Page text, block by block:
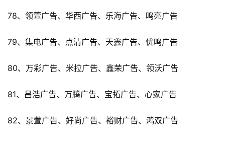
78、领萱广告、华西广告、乐海广告、鸣亮广告
79、集电广告、点清广告、天鑫广告、优鸣广告
80、万彩广告、米拉广告、鑫荣广告、领沃广告
81、昌浩广告、万腾广告、宝拓广告、心家广告
82、景萱广告、好尚广告、裕财广告、鸿双广告